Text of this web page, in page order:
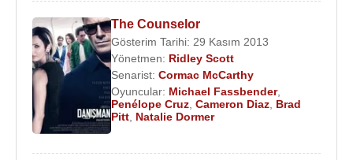
The Counselor
Gösterim Tarihi: 29 Kasım 2013
Yönetmen: Ridley Scott
Senarist: Cormac McCarthy
Oyuncular: Michael Fassbender,
Penélope Cruz, Cameron Diaz, Brad
Pitt, Natalie Dormer